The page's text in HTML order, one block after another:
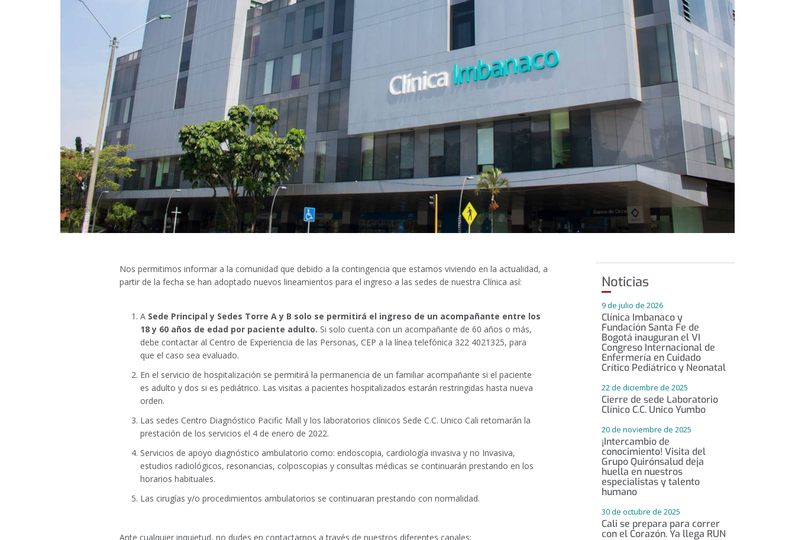
Nos permitimos informar a la comunidad que debido a la contingencia que estamos viviendo en la actualidad, a
partir de la fecha se han adoptado nuevos lineamientos para el ingreso a las sedes de nuestra Clínica así:
A Sede Principal y Sedes Torre A y B solo se permitirá el ingreso de un acompañante entre los
18 y 60 años de edad por paciente adulto. Si solo cuenta con un acompañante de 60 años o más,
debe contactar al Centro de Experiencia de las Personas, CEP a la línea telefónica 322 4021325, para
que el caso sea evaluado.
En el servicio de hospitalización se permitirá la permanencia de un familiar acompañante si el paciente
es adulto y dos si es pediátrico. Las visitas a pacientes hospitalizados estarán restringidas hasta nueva
orden.
Las sedes Centro Diagnóstico Pacific Mall y los laboratorios clínicos Sede C.C. Unico Cali retomarán la
prestación de los servicios el 4 de enero de 2022.
Servicios de apoyo diagnóstico ambulatorio como: endoscopia, cardiología invasiva y no Invasiva,
estudios radiológicos, resonancias, colposcopias y consultas médicas se continuarán prestando en los
horarios habituales.
Las cirugías y/o procedimientos ambulatorios se continuaran prestando con normalidad.
Ante cualquier inquietud, no dudes en contactarnos a través de nuestros diferentes canales:
Noticias
9 de julio de 2026
Clínica Imbanaco y
Fundación Santa Fe de
Bogotá inauguran el VI
Congreso Internacional de
Enfermería en Cuidado
Crítico Pediátrico y Neonatal
22 de diciembre de 2025
Cierre de sede Laboratorio
Clínico C.C. Unico Yumbo
20 de noviembre de 2025
¡Intercambio de
conocimiento! Visita del
Grupo Quirónsalud deja
huella en nuestros
especialistas y talento
humano
30 de octubre de 2025
Cali se prepara para correr
con el Corazón. Ya llega RUN